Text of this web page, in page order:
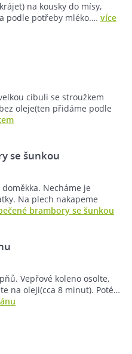
na kousky do mísy,
podle potřeby mléko.… více
cibuli se stroužkem
oleje(ten přidáme podle
se šunkou
Necháme je
Na plech nakapeme
brambory se šunkou
Vepřové koleno osolte,
na oleji(cca 8 minut). Poté…